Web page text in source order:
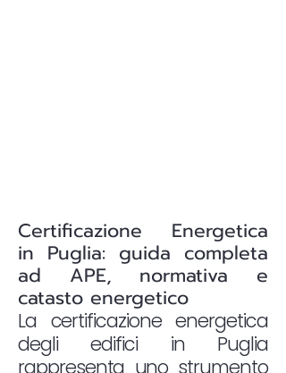
Certificazione Energetica
in Puglia: guida completa
ad APE, normativa e
catasto energetico
La certificazione energetica
degli edifici in Puglia
rappresenta uno strumento